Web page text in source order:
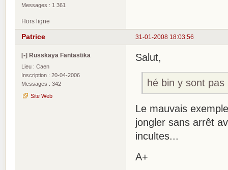
Messages : 1 361
Hors ligne
31-01-2008 18:03:56
Patrice
[•] Russkaya Fantastika
Lieu : Caen
Inscription : 20-04-2006
Messages : 342
Site Web
Salut,
hé bin y sont
Le mauvais
jongler sans arrêt
incultes...
A+